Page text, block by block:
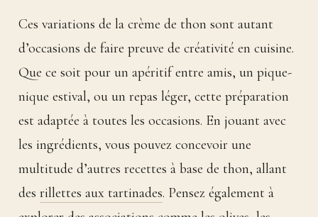
Ces variations de la crème de thon sont autant
d’occasions de faire preuve de créativité en cuisine.
Que ce soit pour un apéritif entre amis, un pique-
nique estival, ou un repas léger, cette préparation
est adaptée à toutes les occasions. En jouant avec
les ingrédients, vous pouvez concevoir une
multitude d’autres recettes à base de thon, allant
des rillettes aux tartinades. Pensez également à